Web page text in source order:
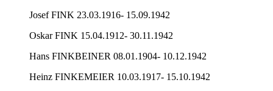
Josef FINK 23.03.1916- 15.09.1942
Oskar FINK 15.04.1912- 30.11.1942
Hans FINKBEINER 08.01.1904- 10.12.1942
Heinz FINKEMEIER 10.03.1917- 15.10.1942